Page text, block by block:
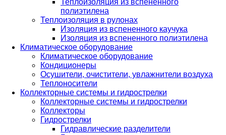
Теплоизоляция из вспененного
полиэтилена
Теплоизоляция в рулонах
Изоляция из вспененного каучука
Изоляция из вспененного полиэтилена
Климатическое оборудование
Климатическое оборудование
Кондиционеры
Осушители, очистители, увлажнители воздуха
Теплоносители
Коллекторные системы и гидрострелки
Коллекторные системы и гидрострелки
Коллекторы
Гидрострелки
Гидравлические разделители